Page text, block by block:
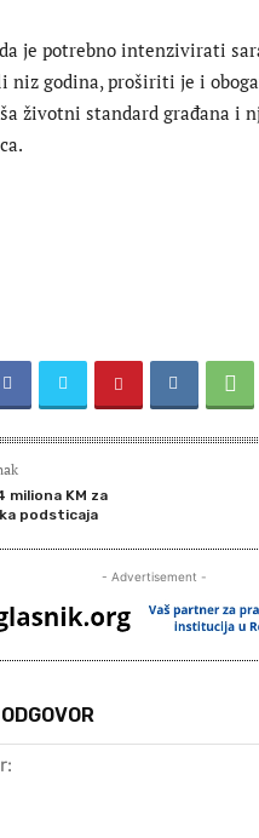
je potrebno intenzivirati
niz godina, proširiti je i
životni standard građana i
miliona KM za
podsticaja
- Advertisement -